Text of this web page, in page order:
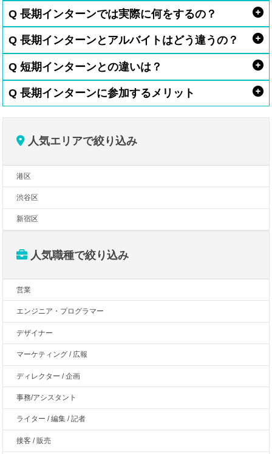
Q 長期インターンでは実際に何をするの？
Q 長期インターンとアルバイトはどう違うの？
Q 短期インターンとの違いは？
Q 長期インターンに参加するメリット
人気エリアで絞り込み
港区
渋谷区
新宿区
人気職種で絞り込み
営業
エンジニア・プログラマー
デザイナー
マーケティング / 広報
ディレクター / 企画
事務/アシスタント
ライター / 編集 / 記者
接客 / 販売